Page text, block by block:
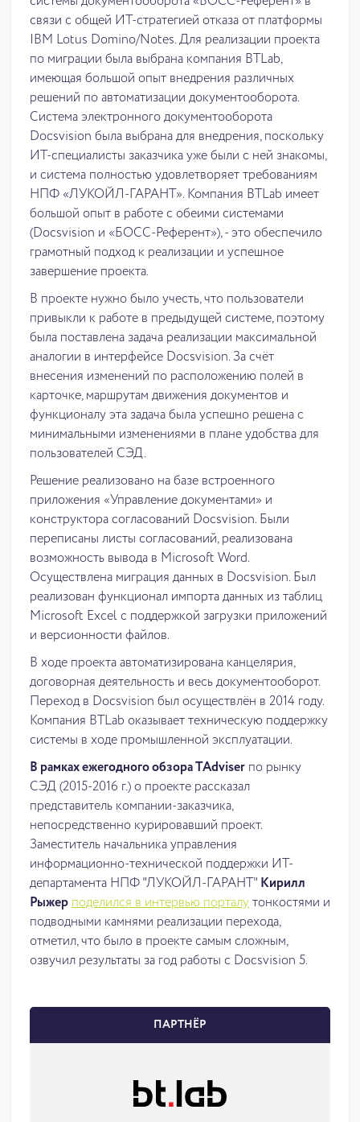
связи с общей ИТ-стратегией отказа от платформы
IBM Lotus Domino/Notes. Для реализации проекта
по миграции была выбрана компания BTLab,
имеющая большой опыт внедрения различных
решений по автоматизации документооборота.
Система электронного документооборота
Docsvision была выбрана для внедрения, поскольку
ИТ-специалисты заказчика уже были с ней знакомы,
и система полностью удовлетворяет требованиям
НПФ «ЛУКОЙЛ-ГАРАНТ». Компания BTLab имеет
большой опыт в работе с обеими системами
(Docsvision и «БОСС-Референт»), - это обеспечило
грамотный подход к реализации и успешное
завершение проекта.
В проекте нужно было учесть, что пользователи
привыкли к работе в предыдущей системе, поэтому
была поставлена задача реализации максимальной
аналогии в интерфейсе Docsvision. За счёт
внесения изменений по расположению полей в
карточке, маршрутам движения документов и
функционалу эта задача была успешно решена с
минимальными изменениями в плане удобства для
пользователей СЭД.
Решение реализовано на базе встроенного
приложения «Управление документами» и
конструктора согласований Docsvision. Были
переписаны листы согласований, реализована
возможность вывода в Microsoft Word.
Осуществлена миграция данных в Docsvision. Был
реализован функционал импорта данных из таблиц
Microsoft Excel с поддержкой загрузки приложений
и версионности файлов.
В ходе проекта автоматизирована канцелярия,
договорная деятельность и весь документооборот.
Переход в Docsvision был осуществлён в 2014 году.
Компания BTLab оказывает техническую поддержку
системы в ходе промышленной эксплуатации.
В рамках ежегодного обзора TAdviser по рынку
СЭД (2015-2016 г.) о проекте рассказал
представитель компании-заказчика,
непосредственно курировавший проект.
Заместитель начальника управления
информационно-технической поддержки ИТ-
департамента НПФ "ЛУКОЙЛ-ГАРАНТ" Кирилл
Рыжер поделился в интервью порталу тонкостями и
подводными камнями реализации перехода,
отметил, что было в проекте самым сложным,
озвучил результаты за год работы с Docsvision 5.
ПАРТНЁР